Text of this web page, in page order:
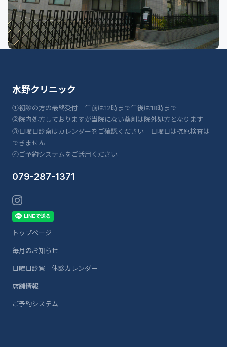
水野クリニック
①初診の方の最終受付 午前は12時まで午後は18時まで
②院内処方しておりますが当院にない薬剤は院外処方となります
③日曜日診察はカレンダーをご確認ください 日曜日は抗原検査は
できません
④ご予約システムをご活用ください
079-287-1371
トップページ
毎月のお知らせ
日曜日診察 休診カレンダー
店舗情報
ご予約システム